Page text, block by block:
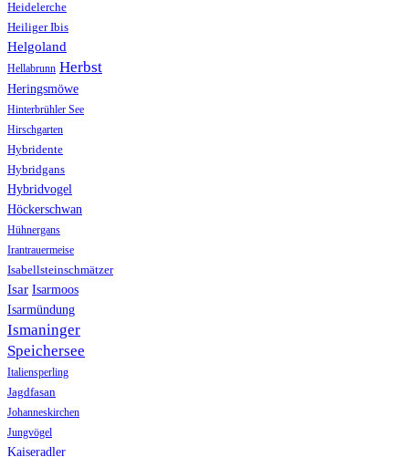
Heidelerche
Heiliger Ibis
Helgoland
Hellabrunn Herbst
Heringsmöwe
Hinterbrühler See
Hirschgarten
Hybridente
Hybridgans
Hybridvogel
Höckerschwan
Hühnergans
Irantrauermeise
Isabellsteinschmätzer
Isar Isarmoos
Isarmündung
Ismaninger
Speichersee
Italiensperling
Jagdfasan
Johanneskirchen
Jungvögel
Kaiseradler